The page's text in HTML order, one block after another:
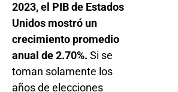
2023, el PIB de Estados
Unidos mostró un
crecimiento promedio
anual de 2.70%. Si se
toman solamente los
años de elecciones